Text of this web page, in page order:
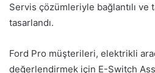
Servis çözümleriyle bağlantılı ve
tasarlandı.
Ford Pro müşterileri, elektrikli
değerlendirmek için E-Switch